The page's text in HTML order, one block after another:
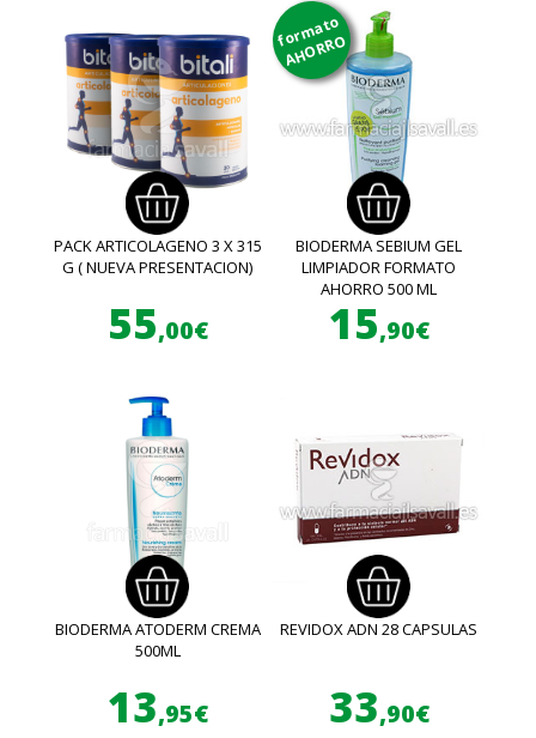
PACK ARTICOLAGENO 3 X 315
G ( NUEVA PRESENTACION)
55,00€
formato
AHORRO
BIODERMA SEBIUM GEL
LIMPIADOR FORMATO
AHORRO 500 ML
15,90€
BIODERMA ATODERM CREMA
500ML
13,95€
REVIDOX ADN 28 CAPSULAS
33,90€